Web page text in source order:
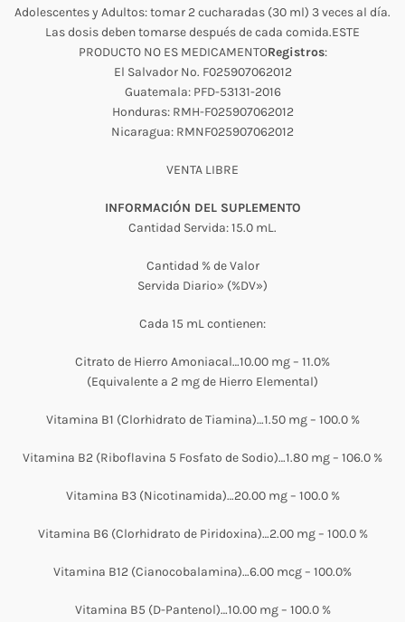
Adolescentes y Adultos: tomar 2 cucharadas (30 ml) 3 veces al día.
Las dosis deben tomarse después de cada comida.ESTE
PRODUCTO NO ES MEDICAMENTORegistros:
El Salvador No. F025907062012
Guatemala: PFD-53131-2016
Honduras: RMH-F025907062012
Nicaragua: RMNF025907062012
VENTA LIBRE
INFORMACIÓN DEL SUPLEMENTO
Cantidad Servida: 15.0 mL.
Cantidad % de Valor
Servida Diario» (%DV»)
Cada 15 mL contienen:
Citrato de Hierro Amoniacal…10.00 mg – 11.0%
(Equivalente a 2 mg de Hierro Elemental)
Vitamina B1 (Clorhidrato de Tiamina)…1.50 mg – 100.0 %
Vitamina B2 (Riboflavina 5 Fosfato de Sodio)…1.80 mg – 106.0 %
Vitamina B3 (Nicotinamida)…20.00 mg – 100.0 %
Vitamina B6 (Clorhidrato de Piridoxina)…2.00 mg – 100.0 %
Vitamina B12 (Cianocobalamina)…6.00 mcg – 100.0%
Vitamina B5 (D-Pantenol)…10.00 mg – 100.0 %